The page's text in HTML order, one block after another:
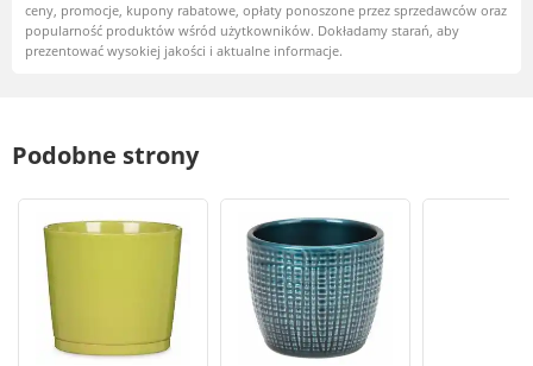
ceny, promocje, kupony rabatowe, opłaty ponoszone przez sprzedawców oraz
popularność produktów wśród użytkowników. Dokładamy starań, aby
prezentować wysokiej jakości i aktualne informacje.
Podobne strony